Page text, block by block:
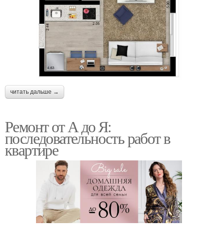
читать дальше →
Ремонт от А до Я:
последовательность работ в
квартире